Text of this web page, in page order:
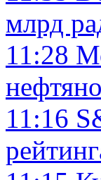
млрд
11:28
11:16